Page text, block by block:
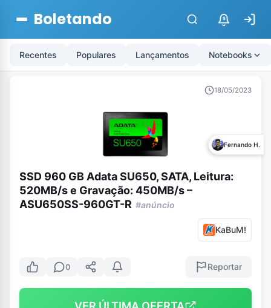
Boletando $
Recentes Populares Lançamentos Notebooks
18/05/2023
Fernando H.
SSD 960 GB Adata SU650, SATA, Leitura:
520MB/s e Gravação: 450MB/s –
ASU650SS-960GT-R #anúncio
KaBuM!
0 Reportar